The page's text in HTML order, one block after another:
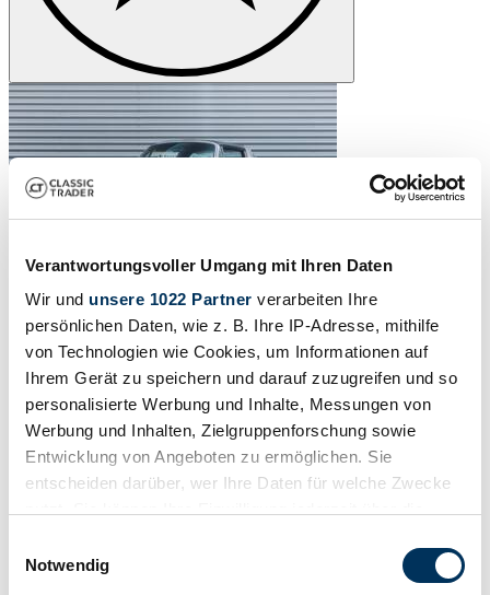
Verantwortungsvoller Umgang mit Ihren Daten
Wir und unsere 1022 Partner verarbeiten Ihre
persönlichen Daten, wie z. B. Ihre IP-Adresse, mithilfe
von Technologien wie Cookies, um Informationen auf
Ihrem Gerät zu speichern und darauf zuzugreifen und so
personalisierte Werbung und Inhalte, Messungen von
Werbung und Inhalten, Zielgruppenforschung sowie
Entwicklung von Angeboten zu ermöglichen. Sie
entscheiden darüber, wer Ihre Daten für welche Zwecke
Trigger Symbol ändern oder widerrufen
Notwendig